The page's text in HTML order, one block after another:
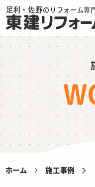
足利・佐野のリフォーム専
ホーム 施工事例